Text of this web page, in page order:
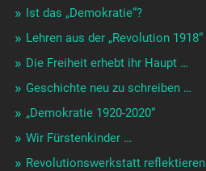
Ist das „Demokratie“?
Lehren aus der „Revolution 1918“
Die Freiheit erhebt ihr Haupt …
Geschichte neu zu schreiben …
„Demokratie 1920-2020“
Wir Fürstenkinder …
Revolutionswerkstatt reflektieren